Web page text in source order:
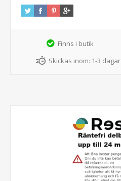
Finns i butik
Skickas inom: 1-3 dagar